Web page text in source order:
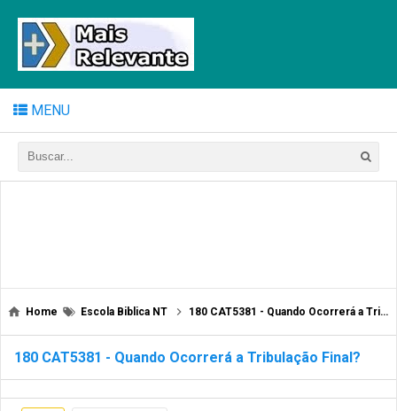
MENU
Home Escola Biblica NT 180 CAT5381 - Quando Ocorrerá a Tribulação Final?
180 CAT5381 - Quando Ocorrerá a Tribulação Final?